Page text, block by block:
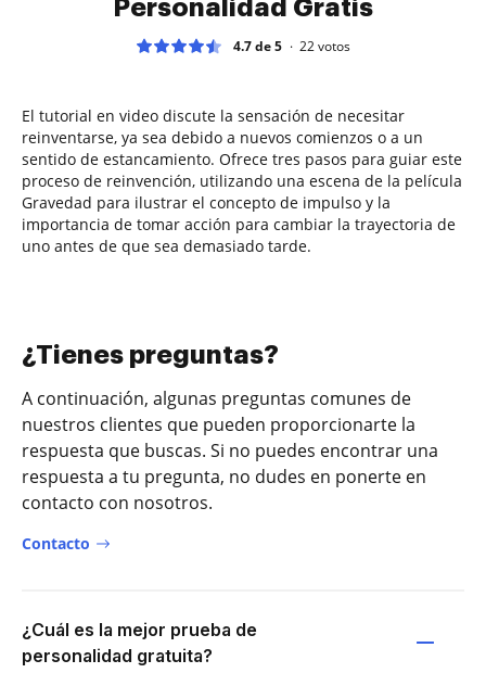
Personalidad Gratis
4.7 de 5 22votos
El tutorial en video discute la sensación de necesitar
reinventarse, ya sea debido a nuevos comienzos o a un
sentido de estancamiento. Ofrece tres pasos para guiar este
proceso de reinvención, utilizando una escena de la película
Gravedad para ilustrar el concepto de impulso y la
importancia de tomar acción para cambiar la trayectoria de
uno antes de que sea demasiado tarde.
¿Tienes preguntas?
A continuación, algunas preguntas comunes de
nuestros clientes que pueden proporcionarte la
respuesta que buscas. Si no puedes encontrar una
respuesta a tu pregunta, no dudes en ponerte en
contacto con nosotros.
Contacto
¿Cuál es la mejor prueba de
personalidad gratuita?